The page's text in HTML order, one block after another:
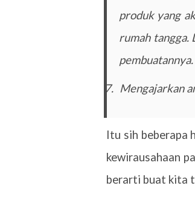
produk yang
rumah tangga.
pembuatannya.
7. Mengajarkan
Itu sih beberapa
kewirausahaan
berarti buat kita